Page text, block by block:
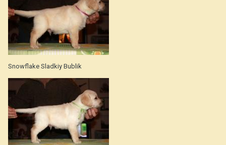
Snowflake Sladkiy Bublik